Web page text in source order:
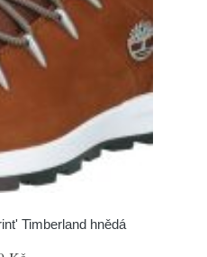
Timberland hnědá